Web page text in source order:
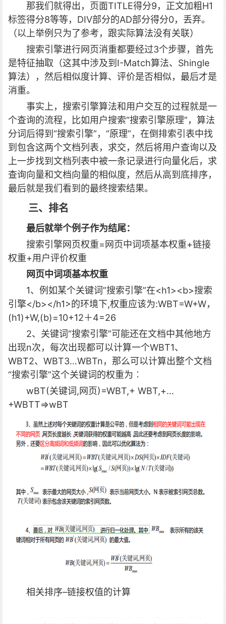
那我们就得出，页面TITLE得分9，正文加粗H1
标签得分8等等，DIV部分的AD部分得分0，丢弃。
（以上举例只为了参考，跟实际算法没有关联）
搜索引擎进行网页消重都要经过3个步骤，首先
是特征抽取（这其中涉及到I-Match算法、Shingle
算法），然后相似度计算、评价是否相似，最后才是
消重。
事实上，搜索引擎算法和用户交互的过程就是一
个查询的流程，比如用户搜索“搜索引擎原理”，算法
分词后得到“搜索引擎”，“原理”，在倒排索引表中找
到包含这两个文档列表，求交，然后将用户查询以及
上一步找到文档列表中被一条记录进行向量化后，求
查询向量和文档向量的相似度，然后从高到底排序，
最后就是我们看到的最终搜索结果。
三、排名
最后就举个例子作为结尾：
搜索引擎网页权重=网页中词项基本权重+链接
权重+用户评价权重
网页中词项基本权重
1、例如某个关键词”搜索引擎”在<h1><b>搜索
引擎</b></h1>的环境下,权重应该为:WBT=W+W，
(h1)+W,(b)=10+12＋4=26
2、关键词“搜索引擎”可能还在文档中其他地方
出现n次，每次出现都可以计算一个WBT1、
WBT2、WBT3…WBTn，那么可以计算出整个文档
“搜索引擎”这个关键词的权重为︰
wBT(关键词,网页)=WBT,+ WBT,+…
+WBTT=>wBT
相关排序–链接权值的计算